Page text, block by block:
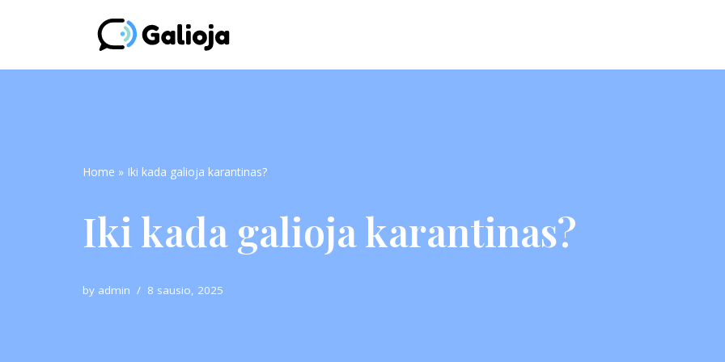
Home » Iki kada galioja karantinas?
Iki kada galioja karantinas?
by admin 8 sausio, 2025